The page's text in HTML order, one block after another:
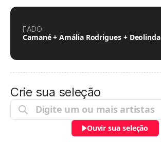
FADO
Camané + Amália Rodrigues + Deolinda
Crie sua seleção
Ouvir sua seleção